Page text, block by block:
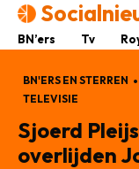
BN’ers Tv
BN'ERS EN STERREN
TELEVISIE
Sjoerd
overlijden